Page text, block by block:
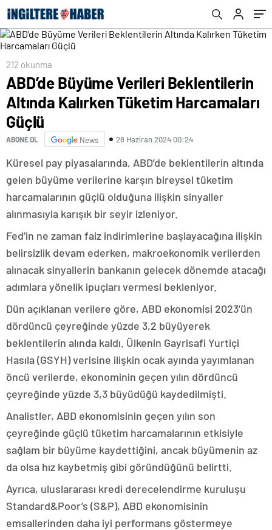
212 okunma
ABD’de Büyüme Verileri Beklentilerin
Altında Kalırken Tüketim Harcamaları
Güçlü
ABONE OL News 28 Haziran 2024 00:24
Küresel pay piyasalarında, ABD’de beklentilerin altında
gelen büyüme verilerine karşın bireysel tüketim
harcamalarının güçlü olduğuna ilişkin sinyaller
alınmasıyla karışık bir seyir izleniyor.
Fed’in ne zaman faiz indirimlerine başlayacağına ilişkin
belirsizlik devam ederken, makroekonomik verilerden
alınacak sinyallerin bankanın gelecek dönemde atacağı
adımlara yönelik ipuçları vermesi bekleniyor.
Dün açıklanan verilere göre, ABD ekonomisi 2023’ün
dördüncü çeyreğinde yüzde 3,2 büyüyerek
beklentilerin alında kaldı. Ülkenin Gayrisafi Yurtiçi
Hasıla (GSYH) verisine ilişkin ocak ayında yayımlanan
öncü verilerde, ekonominin geçen yılın dördüncü
çeyreğinde yüzde 3,3 büyüdüğü kaydedilmişti.
Analistler, ABD ekonomisinin geçen yılın son
çeyreğinde güçlü tüketim harcamalarının etkisiyle
sağlam bir büyüme kaydettiğini, ancak büyümenin az
da olsa hız kaybetmiş gibi göründüğünü belirtti.
Ayrıca, uluslararası kredi derecelendirme kuruluşu
Standard&Poor’s (S&P), ABD ekonomisinin
emsallerinden daha iyi performans göstermeye